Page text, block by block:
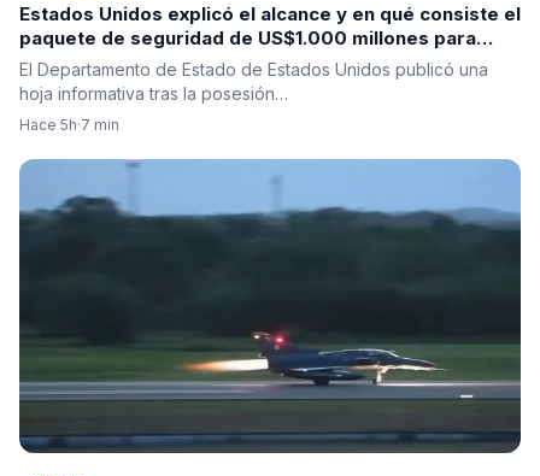
Estados Unidos explicó el alcance y en qué consiste el
paquete de seguridad de US$1.000 millones para
Colombia tras la posesión de Abelardo De La Espriella
El Departamento de Estado de Estados Unidos publicó una
hoja informativa tras la posesión…
Hace 5h·7 min